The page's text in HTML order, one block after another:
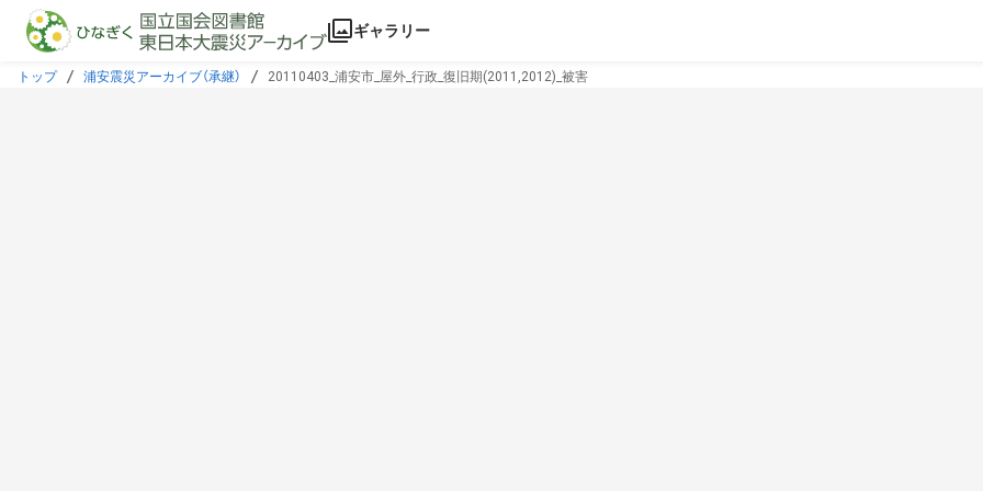
本文に飛ぶ
ギャラリー
トップ 浦安震災アーカイブ（承継） 20110403_浦安市_屋外_行政_復旧期(2011,2012)_被害